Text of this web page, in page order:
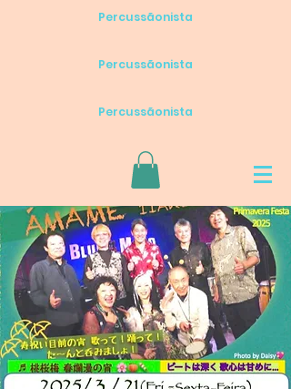
Percussãonista
Percussãonista
Percussãonista